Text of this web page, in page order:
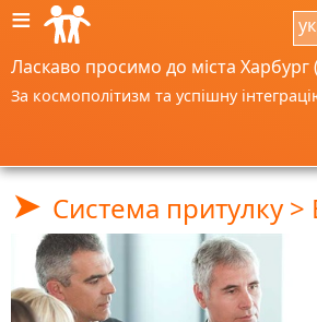
≡
Ласкаво просимо до міста Харбург
За космополітизм та успішну
➤ Система притулку >